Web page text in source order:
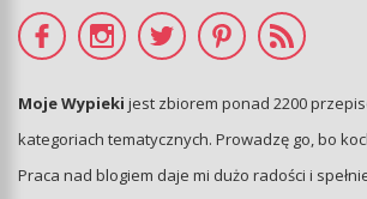
Moje Wypieki jest zbiorem ponad 2200
kategoriach tematycznych. Prowadzę go, bo
Praca nad blogiem daje mi dużo radości i